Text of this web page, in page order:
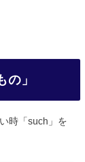
」
時「such」を